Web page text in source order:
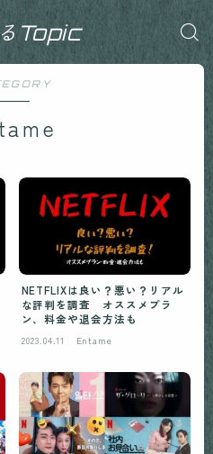
Topic
NETFLIXは良い？悪い？リアル
な評判を調査 オススメプラ
ン、料金や退会方法も
2023.04.11 Entame